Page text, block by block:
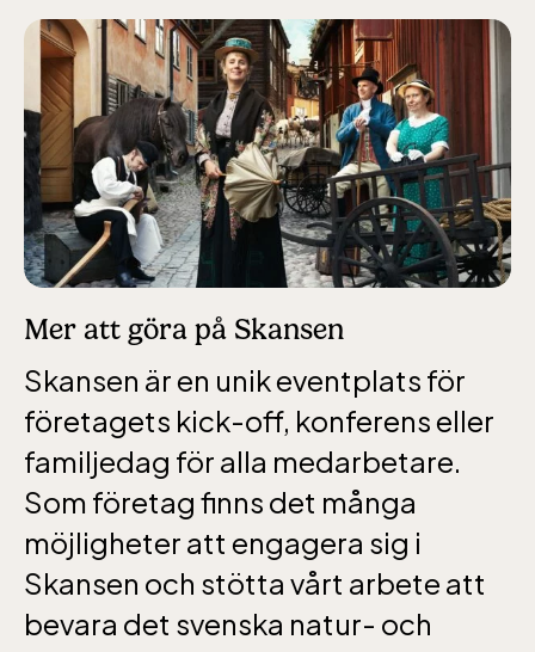
Mer att göra på Skansen
Skansen är en unik eventplats för
företagets kick-off, konferens eller
familjedag för alla medarbetare.
Som företag finns det många
möjligheter att engagera sig i
Skansen och stötta vårt arbete att
bevara det svenska natur- och
Baltic Sea Science Center inkluderad i
entrén
jan-mars vardagar 10-15, helger 10-16, april
alla dagar 10-16, maj-september 10-18,
oktober-december vardagar 10-15 helger
10-16
Bergbanan
Bergbanan har
öppet under
påsken, helger i
april och därefter